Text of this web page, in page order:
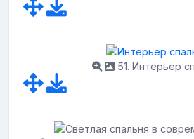
51. Интерьер